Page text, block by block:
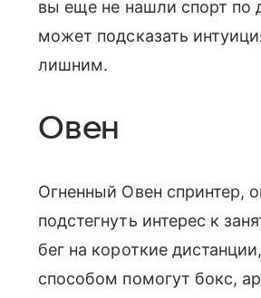
вы еще не нашли спорт по
может подсказать
лишним.
Овен
Огненный Овен спринтер,
подстегнуть интерес к
бег на короткие
способом помогут бокс,